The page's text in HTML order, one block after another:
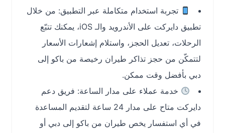
تجربة استخدام متكاملة عبر التطبيق: من خلال
تطبيق دايركت على الأندرويد والـ iOS، يمكنك تتبّع
الرحلات، تعديل الحجز، واستلام إشعارات الأسعار
لتتمكّن من حجز تذاكر طيران رخيصة من باكو إلى
دبي بأفضل وقت ممكن.
خدمة عملاء على مدار الساعة: فريق دعم
دايركت متاح على مدار 24 ساعة لتقديم المساعدة
في أي استفسار يخص طيران من باكو إلى دبي أو